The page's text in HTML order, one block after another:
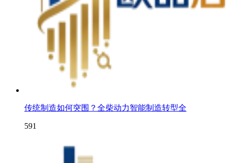
传统制造如何突围？全柴动力智能制造转型全
591